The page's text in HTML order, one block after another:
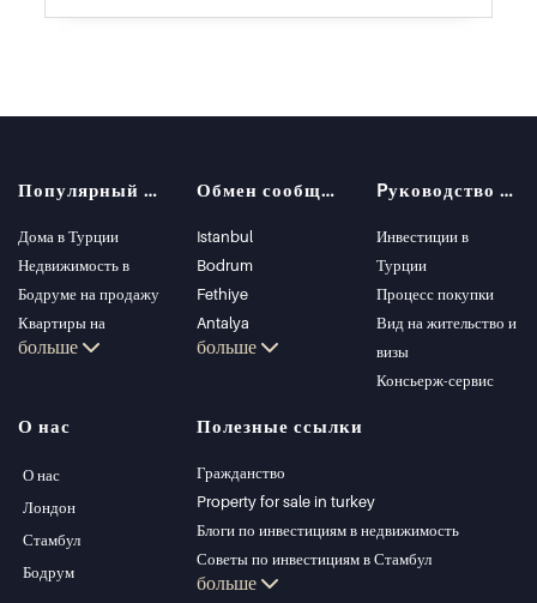
Популярный поиск
Дома в Турции
Недвижимость в
Бодруме на продажу
Квартиры на
продажу в Стамбуле
Квартиры на
продажу в Анталии
больше
Обмен сообщениями
Istanbul
Bodrum
Fethiye
Antalya
Kalkan
Bursa
Gocek
Side
Kemer
Dalyan
Izmir
больше
Pуководство покупателя
Инвестиции в
Турции
Процесс покупки
Вид на жительство и
визы
Консьерж-сервис
О нас
О нас
Лондон
Стамбул
Бодрум
Полезные ссылки
Гражданство
Property for sale in turkey
Блоги по инвестициям в недвижимость
Советы по инвестициям в Стамбул
Управление PT
больше